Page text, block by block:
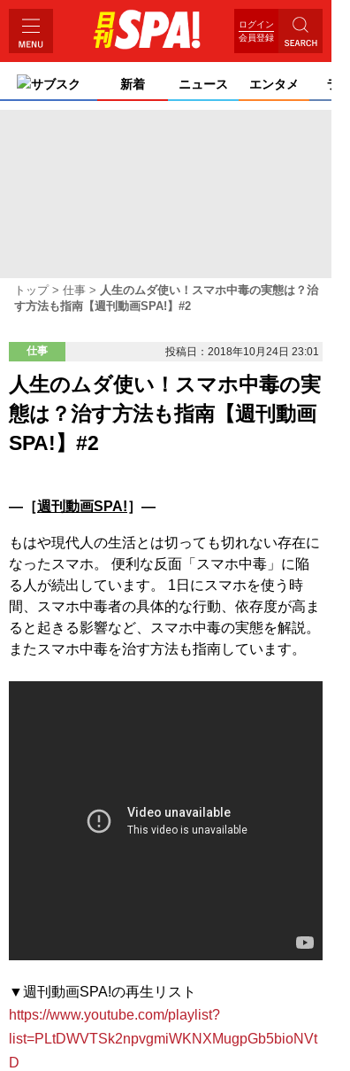
ログイン
会員登録
サブスク 新着 ニュース エンタメ ライ
トップ 仕事
人生のムダ使い！スマホ中毒の実態は？治
す方法も指南【週刊動画SPA!】#2
仕事 投稿日：2018年10月24日 23:01
人生のムダ使い！スマホ中毒の実
態は？治す方法も指南【週刊動画
SPA!】#2
―［週刊動画SPA!］―
もはや現代人の生活とは切っても切れない存在に
なったスマホ。 便利な反面「スマホ中毒」に陥
る人が続出しています。 1日にスマホを使う時
間、スマホ中毒者の具体的な行動、依存度が高ま
ると起きる影響など、スマホ中毒の実態を解説。
またスマホ中毒を治す方法も指南しています。
https://www.youtube.com/playlist?
list=PLtDWVTSk2npvgmiWKNXMugpGb5bioNVt
D